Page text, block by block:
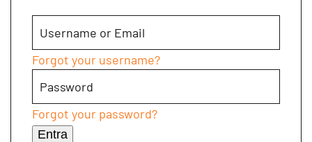
Forgot your username?
Forgot your password?
Entra